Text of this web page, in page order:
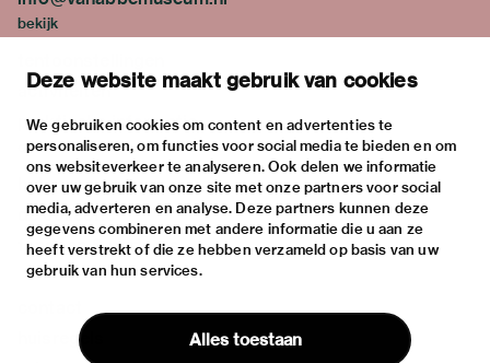
Deze website maakt gebruik van cookies
We gebruiken cookies om content en advertenties te
personaliseren, om functies voor social media te bieden en om
ons websiteverkeer te analyseren. Ook delen we informatie
over uw gebruik van onze site met onze partners voor social
media, adverteren en analyse. Deze partners kunnen deze
gegevens combineren met andere informatie die u aan ze
heeft verstrekt of die ze hebben verzameld op basis van uw
gebruik van hun services.
Alles toestaan
bekijk
activiteiten
praktische informatie
over
het museum
de collectie
fondsen & partners
huisregels